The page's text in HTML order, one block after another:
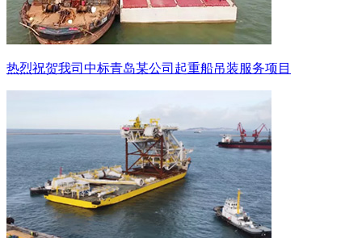
热烈祝贺我司中标青岛某公司起重船吊装服务项目